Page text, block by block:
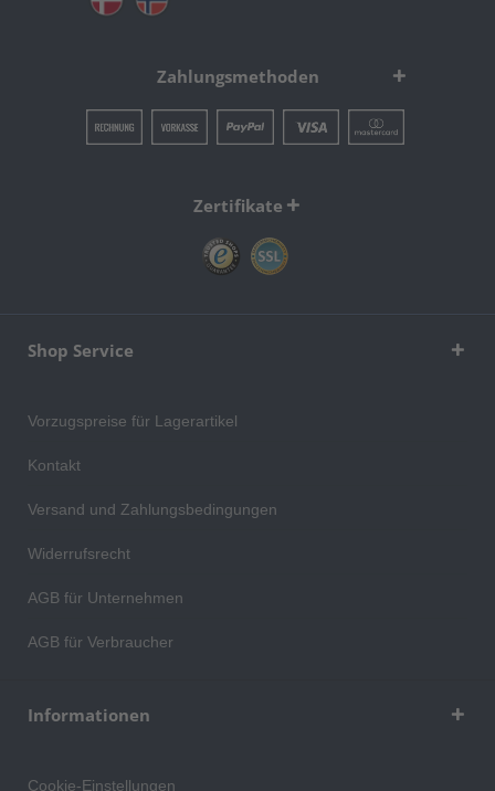
Zahlungsmethoden
Zertifikate
Shop Service
Vorzugspreise für Lagerartikel
Kontakt
Versand und Zahlungsbedingungen
Widerrufsrecht
AGB für Unternehmen
AGB für Verbraucher
Informationen
Cookie-Einstellungen